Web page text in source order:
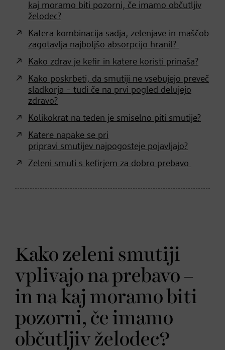
kaj moramo biti pozorni, če imamo občutljiv
želodec?
Katera kombinacija sadja, zelenjave in maščob
zagotavlja najboljšo absorpcijo hranil?
Kako zdrav je kefir in katere koristi prinaša?
Kako poskrbeti, da smutiji ne vsebujejo preveč
sladkorja – tudi če na prvi pogled delujejo
zdravo?
Kolikokrat na teden je smiselno piti smutije?
Katere napake se pri
pripravi smutijev najpogosteje pojavljajo?
Zeleni smuti s kefirjem za dobro prebavo
Kako zeleni smutiji
vplivajo na prebavo –
in na kaj moramo biti
pozorni, če imamo
občutljiv želodec?